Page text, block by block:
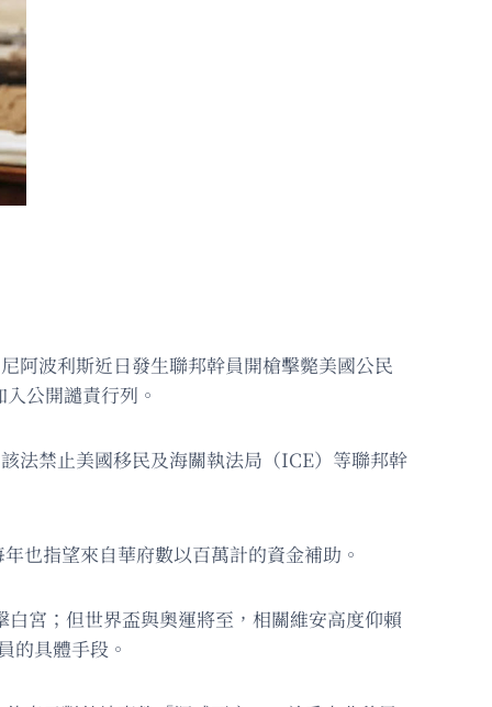
阿波利斯近日發生聯邦幹員開槍擊斃美國公民
公開譴責行列。
法禁止美國移民及海關執法局（ICE）等聯邦幹
也指望來自華府數以百萬計的資金補助。
宮；但世界盃與奧運將至，相關維安高度仰賴
的具體手段。